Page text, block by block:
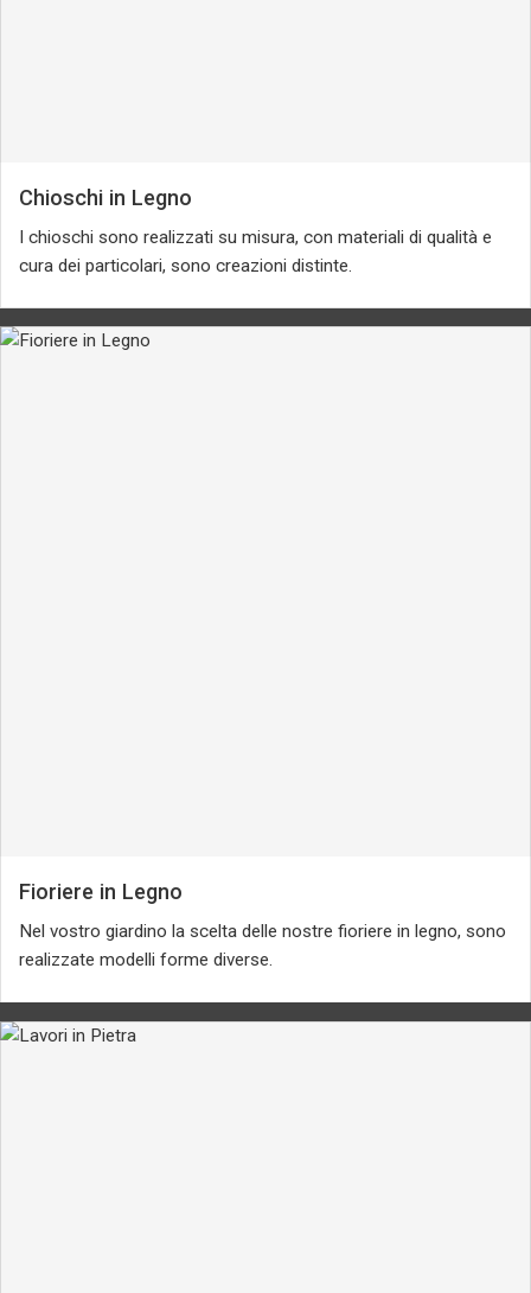
Chioschi in Legno
I chioschi sono realizzati su misura, con materiali di qualità e
cura dei particolari, sono creazioni distinte.
Fioriere in Legno
Nel vostro giardino la scelta delle nostre fioriere in legno, sono
realizzate modelli forme diverse.